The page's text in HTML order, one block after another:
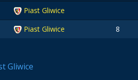
Piast Gliwice
Piast Gliwice 8
Gliwice